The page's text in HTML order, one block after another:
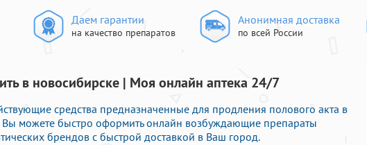
Даем гарантии
на качество препаратов
Анонимная доставка
по всей России
в новосибирске | Моя онлайн аптека 24/7
средства предназначенные для продления полового акта в
Вы можете быстро оформить онлайн возбуждающие препараты
брендов с быстрой доставкой в Ваш город.